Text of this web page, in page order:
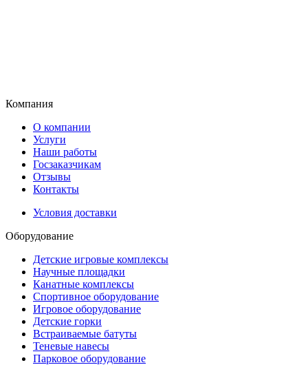
Компания
О компании
Услуги
Наши работы
Госзаказчикам
Отзывы
Контакты
Условия доставки
Оборудование
Детские игровые комплексы
Научные площадки
Канатные комплексы
Спортивное оборудование
Игровое оборудование
Детские горки
Встраиваемые батуты
Теневые навесы
Парковое оборудование